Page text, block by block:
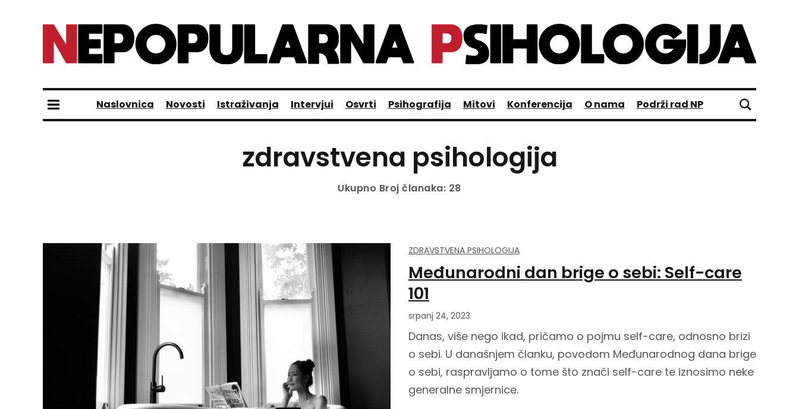
Naslovnica Novosti Istraživanja Intervjui Osvrti Psihografija Mitovi Konferencija O nama Podrži rad NP
zdravstvena psihologija
Ukupno Broj članaka: 28
ZDRAVSTVENA PSIHOLOGIJA
Međunarodni dan brige o sebi: Self-care
101
srpanj 24, 2023
Danas, više nego ikad, pričamo o pojmu self-care, odnosno brizi
o sebi. U današnjem članku, povodom Međunarodnog dana brige
o sebi, raspravljamo o tome što znači self-care te iznosimo neke
generalne smjernice.